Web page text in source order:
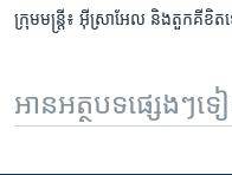
ក្រុម​មន្ត្រី៖ ​អ៊ីស្រាអែល​ និង​តួកគី​ខិត​
អានអត្ថបទផ្សេងៗទ